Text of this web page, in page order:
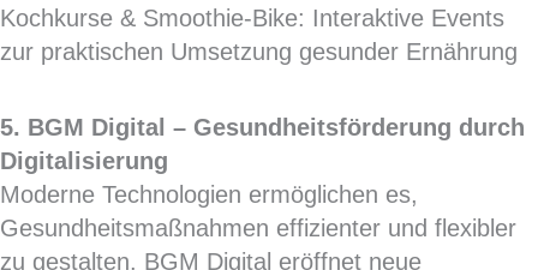
Kochkurse & Smoothie-Bike: Interaktive Events
zur praktischen Umsetzung gesunder Ernährung
5. BGM Digital – Gesundheitsförderung durch
Digitalisierung
Moderne Technologien ermöglichen es,
Gesundheitsmaßnahmen effizienter und flexibler
zu gestalten. BGM Digital eröffnet neue